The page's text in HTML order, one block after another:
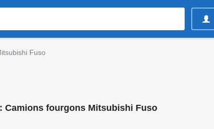
Fuso
Camions fourgons Mitsubishi Fuso